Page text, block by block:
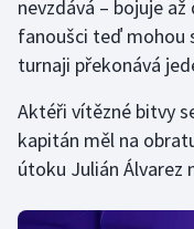
nevzdává – bojuje
fanoušci teď mohou
turnaji překonává
Aktéři vítězné bitvy
kapitán měl na
útoku Julián Álvarez